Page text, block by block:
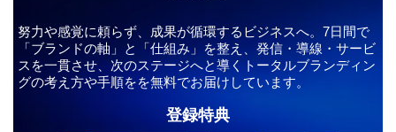
努力や感覚に頼らず、成果が循環するビジネスへ。7日間で
「ブランドの軸」と「仕組み」を整え、発信・導線・サービ
スを一貫させ、次のステージへと導くトータルブランディン
グの考え方や手順をを無料でお届けしています。
登録特典